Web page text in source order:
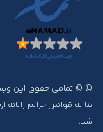
© © تمامی حقوق این
شد.